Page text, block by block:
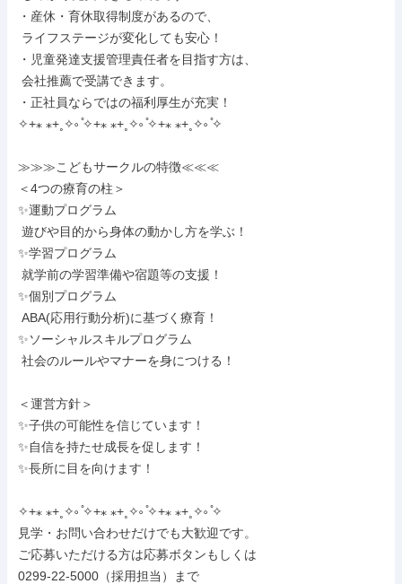
・産休・育休取得制度があるので、
・児童発達支援管理責任者を目指す方は、
・正社員ならではの福利厚生が充実！
✧+⁎ ⁎+˳✧༚ ̊✧+⁎ ⁎+˳✧༚ ̊✧+⁎ ⁎+˳✧༚ ̊✧
≫≫≫こどもサークルの特徴≪≪≪
＜4つの療育の柱＞
✨運動プログラム
✨学習プログラム
✨個別プログラム
✨ソーシャルスキルプログラム
＜運営方針＞
✨子供の可能性を信じています！
✨自信を持たせ成長を促します！
✨長所に目を向けます！
✧+⁎ ⁎+˳✧༚ ̊✧+⁎ ⁎+˳✧༚ ̊✧+⁎ ⁎+˳✧༚ ̊✧
見学・お問い合わせだけでも大歓迎です。
ご応募いただける方は応募ボタンもしくは
0299-22-5000（採用担当）まで